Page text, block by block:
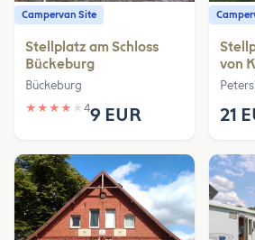
Campervan Site
Stellplatz am Schloss
Bückeburg
Bückeburg
★ ★ ★ ★ ★ 49 EUR
von
21